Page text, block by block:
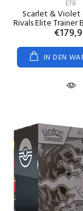
ETB
Scarlet & Violet
Rivals Elite Trainer
IN DEN